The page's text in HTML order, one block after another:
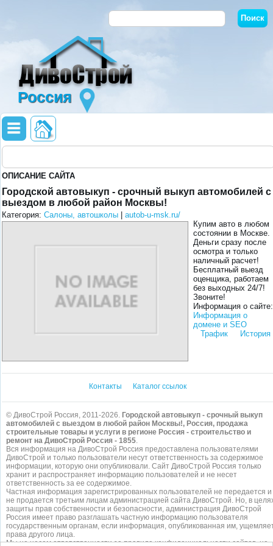
Россия
ОПИСАНИЕ САЙТА
Городской автовыкуп - срочный выкуп автомобилей с
выездом в любой район Москвы!
Категория: Салоны, автошколы
autob-u-msk.ru/
Купим авто в любом
состоянии в Москве.
Деньги сразу после
осмотра и только
наличный расчет!
Бесплатный выезд
оценщика, работаем
без выходных 24/7!
Звоните!
Информация о сайте:
Информация о
домене и SEO
Трафик
История
Контакты Каталог ссылок
© ДивоСтрой Россия, 2011-2026. Городской автовыкуп - срочный выкуп
автомобилей с выездом в любой район Москвы!, Россия, продажа
строительные товары и услуги в регионе Россия - строительство и
ремонт на ДивоСтрой Россия - 1855.
Вся информация на ДивоСтрой Россия предоставлена пользователями
ДивоСтрой и только пользователи несут ответственность за содержимое
информации, которую они опубликовали. Сайт ДивоСтрой Россия только
хранит и распространяет информацию пользователей и не несет
ответственность за ее содержимое.
Частная информация зарегистрированных пользователей не передается и
не продается третьим лицам администрацией сайта ДивоСтрой. Но, в
защиты прав собственности и безопасности, администрация ДивоСтрой
Россия имеет право разглашать частную информацию пользователя
государственным органам, если информация, опубликованная им,
права другого лица.
Мы не несем ответственности за правила конфиденциальности сайтов, на